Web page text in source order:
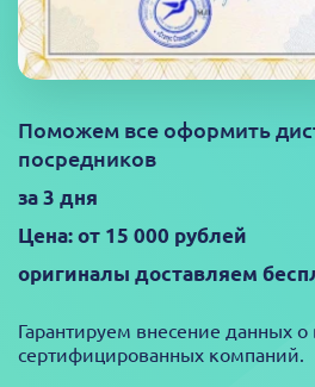
Поможем все оформить
посредников
за 3 дня
Цена: от 15 000 рублей
оригиналы доставляем
Гарантируем внесение данных
сертифицированных компаний.